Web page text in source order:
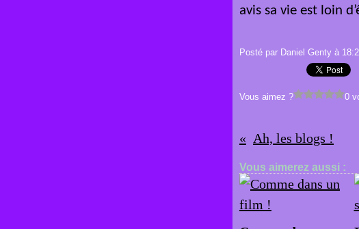
avis sa vie est loin
Posté par Daniel Genty à
Vous aimez ? 0
Ah, les blogs !
Vous aimerez aussi :